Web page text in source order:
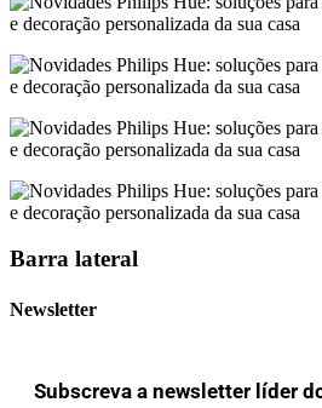
Barra lateral
Newsletter
Subscreva a newsletter líder